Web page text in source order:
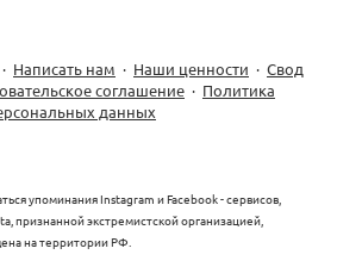
· Написать нам · Наши ценности · Свод
соглашение · Политика
данных
упоминания Instagram и Facebook - сервисов,
признанной экстремистской организацией,
на территории РФ.